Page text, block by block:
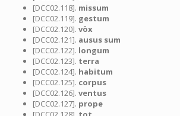
[DCC02.118]. missum
[DCC02.119]. gestum
[DCC02.120]. vōx
[DCC02.121]. ausus sum
[DCC02.122]. longum
[DCC02.123]. terra
[DCC02.124]. habitum
[DCC02.125]. corpus
[DCC02.126]. ventus
[DCC02.127]. prope